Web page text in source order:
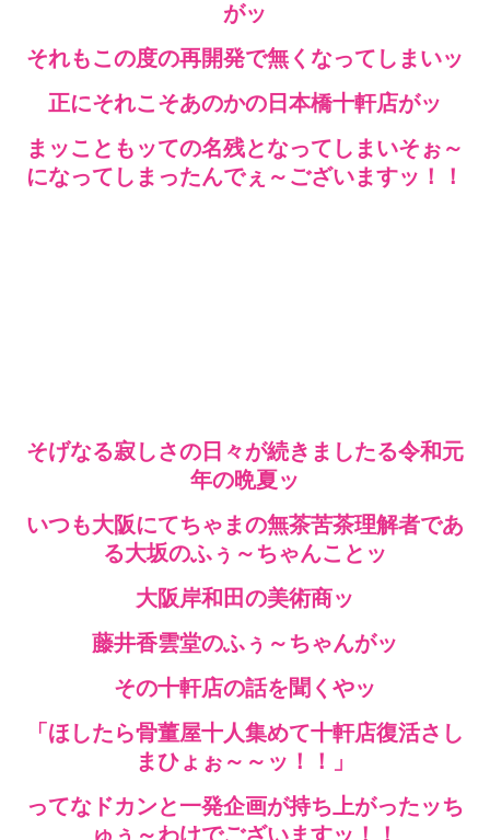
がッ
それもこの度の再開発で無くなってしまいッ
正にそれこそあのかの日本橋十軒店がッ
まッこともッての名残となってしまいそぉ～
になってしまったんでぇ～ございますッ！！
そげなる寂しさの日々が続きましたる令和元
年の晩夏ッ
いつも大阪にてちゃまの無茶苦茶理解者であ
る大坂のふぅ～ちゃんことッ
大阪岸和田の美術商ッ
藤井香雲堂のふぅ～ちゃんがッ
その十軒店の話を聞くやッ
「ほしたら骨董屋十人集めて十軒店復活さし
まひょぉ～～ッ！！」
ってなドカンと一発企画が持ち上がったッち
ゅぅ～わけでございますッ！！